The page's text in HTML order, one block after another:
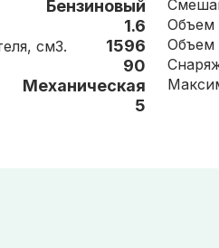
Бензиновый
1.6
Рабочий объем двигателя, см3. 1596
90
Механическая
5